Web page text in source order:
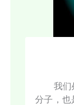
我们
分子，也